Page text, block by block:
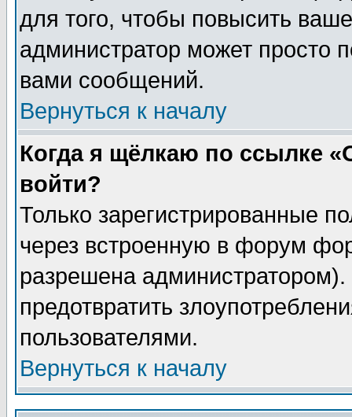
для того, чтобы повысить
администратор может просто
вами сообщений.
Вернуться к началу
Когда я щёлкаю по ссылке
войти?
Только зарегистрированные
через встроенную в форум
разрешена
предотвратить
пользователями.
Вернуться к началу